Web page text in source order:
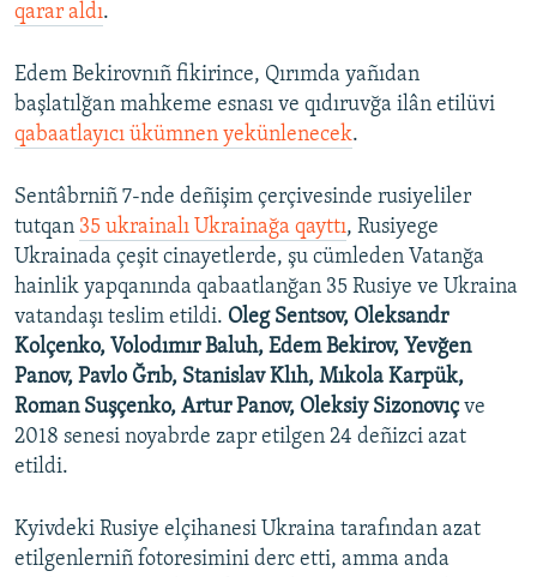
qarar aldı.
Edem Bekirovnıñ fikirince, Qırımda yañıdan
başlatılğan mahkeme esnası ve qıdıruvğa ilân etilüvi
qabaatlayıcı ükümnen yekünlenecek.
Sentâbrniñ 7-nde deñişim çerçivesinde rusiyeliler
tutqan 35 ukrainalı Ukrainağa qayttı, Rusiyege
Ukrainada çeşit cinayetlerde, şu cümleden Vatanğa
hainlik yapqanında qabaatlanğan 35 Rusiye ve Ukraina
vatandaşı teslim etildi. Oleg Sentsov, Oleksandr
Kolçenko, Volodımır Baluh, Edem Bekirov, Yevğen
Panov, Pavlo Ğrıb, Stanislav Klıh, Mıkola Karpük,
Roman Suşçenko, Artur Panov, Oleksiy Sizonovıçve
2018 senesi noyabrde zapr etilgen 24 deñizci azat
etildi.
Kyivdeki Rusiye elçihanesi Ukraina tarafından azat
etilgenlerniñ fotoresimini derc etti, amma anda